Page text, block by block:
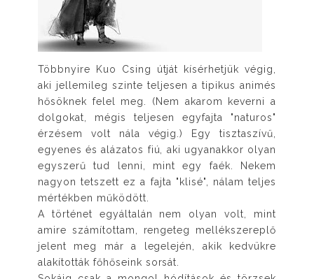
Többnyire Kuo Csing útját kísérhetjük végig,
aki jellemileg szinte teljesen a tipikus animés
hősöknek felel meg. (Nem akarom keverni a
dolgokat, mégis teljesen egyfajta "naturos"
érzésem volt nála végig.) Egy tisztaszívű,
egyenes és alázatos fiú, aki ugyanakkor olyan
egyszerű tud lenni, mint egy faék. Nekem
nagyon tetszett ez a fajta "klisé", nálam teljes
mértékben működött.
A történet egyáltalán nem olyan volt, mint
amire számítottam, rengeteg mellékszereplő
jelent meg már a legelején, akik kedvükre
alakították főhőseink sorsát.